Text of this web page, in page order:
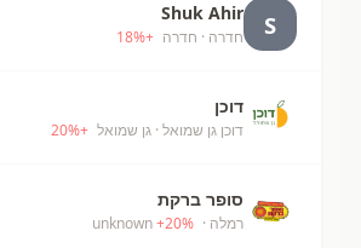
S
Shuk Ahir
חדרה · חדרה +
18%
דוכן
דוכן גן שמואל · גן שמואל +
20%
סופר ברקת
רמלה · unknown
+20%